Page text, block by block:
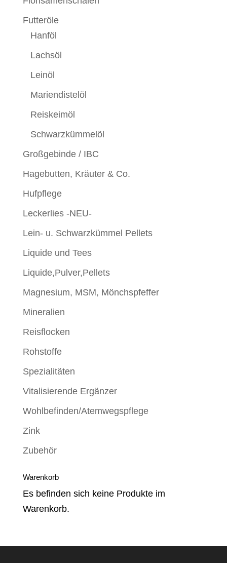
Futteröle
Hanföl
Lachsöl
Leinöl
Mariendistelöl
Reiskeimöl
Schwarzkümmelöl
Großgebinde / IBC
Hagebutten, Kräuter & Co.
Hufpflege
Leckerlies -NEU-
Lein- u. Schwarzkümmel Pellets
Liquide und Tees
Liquide,Pulver,Pellets
Magnesium, MSM, Mönchspfeffer
Mineralien
Reisflocken
Rohstoffe
Spezialitäten
Vitalisierende Ergänzer
Wohlbefinden/Atemwegspflege
Zink
Zubehör
Warenkorb
Es befinden sich keine Produkte im
Warenkorb.